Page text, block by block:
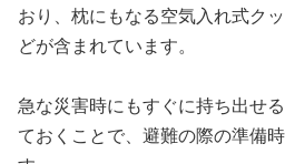
おり、枕にもなる空気入れ式ク
どが含まれています。
急な災害時にもすぐに持ち出せ
ておくことで、避難の際の準備